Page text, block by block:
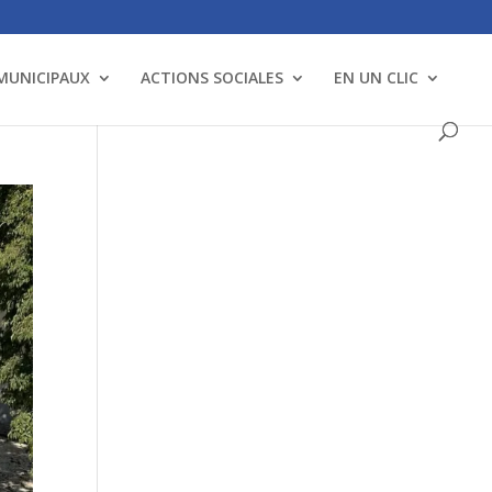
ACTIONS SOCIALES EN UN CLIC